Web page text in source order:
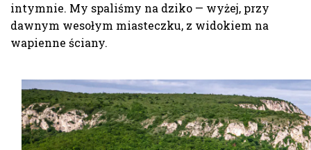
intymnie. My spaliśmy na dziko — wyżej, przy
dawnym wesołym miasteczku, z widokiem na
wapienne ściany.